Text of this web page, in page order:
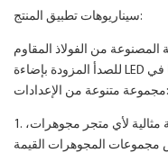
سيناريوهات تطبيق المنتج:
من الفولاذ المقاوم
للصدأ المزودة بإضاءة LED بأنها متعددة الاستخدامات ويمكن استخدامها في
مجموعة متنوعة من الإعدادات:
1. متاجر المجوهرات: تعتبر خزانة العرض إضافة مثالية لأي متجر مجوهرات،